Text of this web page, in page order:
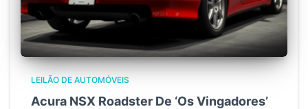
LEILÃO DE AUTOMÓVEIS
Acura NSX Roadster De ‘Os Vingadores’